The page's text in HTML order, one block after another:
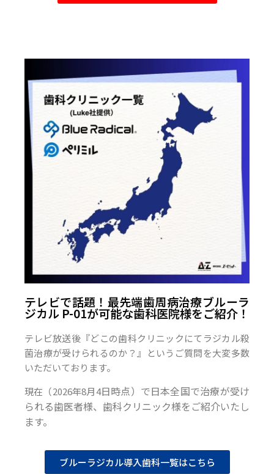
テレビで話題！最先端歯周病治療ブルーラ
ジカル P-01が可能な歯科医院様をご紹介！
テレビ放送後『どこの歯科クリニックにてラジカル殺
菌治療が受けられるのか？』というご質問を大変多数
いただいております。
現在（2026年8月4日時点）で日本全国で治療が受け
られる歯医者様、歯科クリニック様をご紹介いたし
ます。
ブルーラジカル導入歯科一覧はこちら